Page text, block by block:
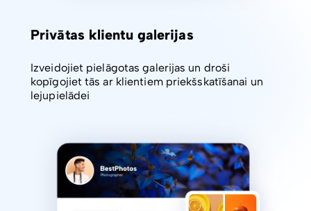
Privātas klientu galerijas
Izveidojiet pielāgotas galerijas un droši
kopīgojiet tās ar klientiem priekšskatīšanai un
lejupielādei